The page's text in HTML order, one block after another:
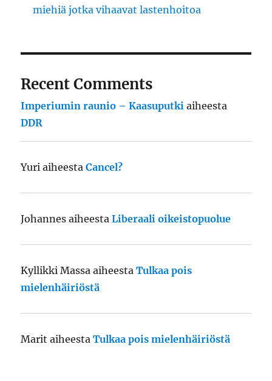
miehiä jotka vihaavat lastenhoitoa
Recent Comments
Imperiumin raunio – Kaasuputki aiheesta
DDR
Yuri aiheestaCancel?
Johannes aiheestaLiberaali oikeistopuolue
Kyllikki Massa aiheestaTulkaa pois
mielenhäiriöstä
Marit aiheestaTulkaa pois mielenhäiriöstä